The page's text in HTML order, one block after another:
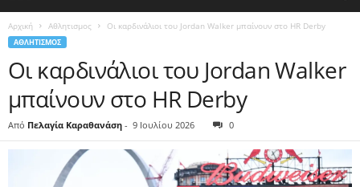
Αρχική Αθλητισμος Οι καρδινάλιοι του Jordan Walker μπαίνουν στο HR Derby
ΑΘΛΗΤΙΣΜΟΣ
Οι καρδινάλιοι του Jordan Walker
μπαίνουν στο HR Derby
Από Πελαγία Καραθανάση - 9 Ιουλίου 2026 0